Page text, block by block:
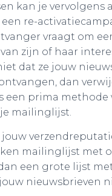
kan je vervolgens
re-
vraagt om
zijn of haar
dat ze jouw
dan
een prima methode
mailinglijst.
mailinglijst met
een grote lijst
nieuwsbrieven